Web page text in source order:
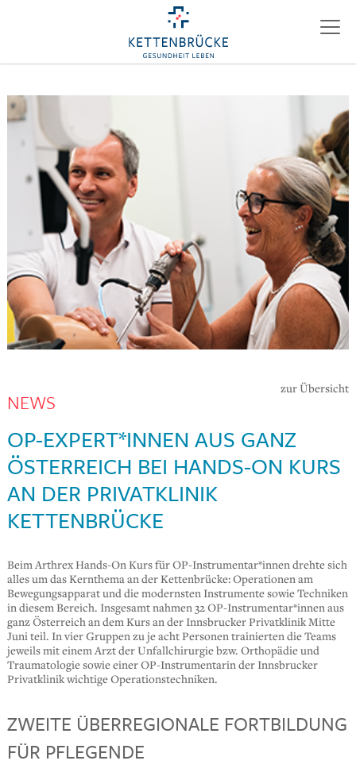
zur Übersicht
NEWS
OP-EXPERT*INNEN AUS GANZ
ÖSTERREICH BEI HANDS-ON KURS
AN DER PRIVATKLINIK
KETTENBRÜCKE
Beim Arthrex Hands-On Kurs für OP-Instrumentar*innen drehte sich
alles um das Kernthema an der Kettenbrücke: Operationen am
Bewegungsapparat und die modernsten Instrumente sowie Techniken
in diesem Bereich. Insgesamt nahmen 32 OP-Instrumentar*innen aus
ganz Österreich an dem Kurs an der Innsbrucker Privatklinik Mitte
Juni teil. In vier Gruppen zu je acht Personen trainierten die Teams
jeweils mit einem Arzt der Unfallchirurgie bzw. Orthopädie und
Traumatologie sowie einer OP-Instrumentarin der Innsbrucker
Privatklinik wichtige Operationstechniken.
ZWEITE ÜBERREGIONALE FORTBILDUNG
FÜR PFLEGENDE